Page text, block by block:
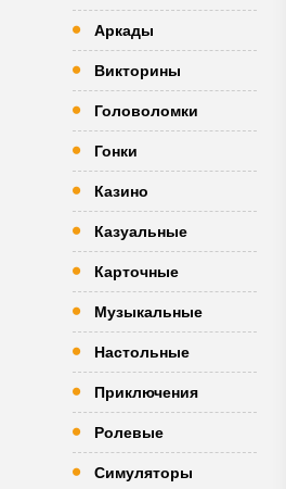
Аркады
Викторины
Головоломки
Гонки
Казино
Казуальные
Карточные
Музыкальные
Настольные
Приключения
Ролевые
Симуляторы